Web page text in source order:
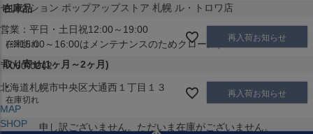
セレクション ポップアップストア 札幌 ル・トロワ店
営業：平日・土日祝12:00～19:00
（※15:00～16:00はメンテナンスのためクローズ）
〒060-0042
北海道札幌市中央区大通西１丁目１３
MAP
SHOP
在庫品
-
在庫切れ
再入荷お知らせ
取り寄せ(1ヶ月～2ヶ月)
-
在庫切れ
再入荷お知らせ
申し訳ございません。ただいま在庫がございません。